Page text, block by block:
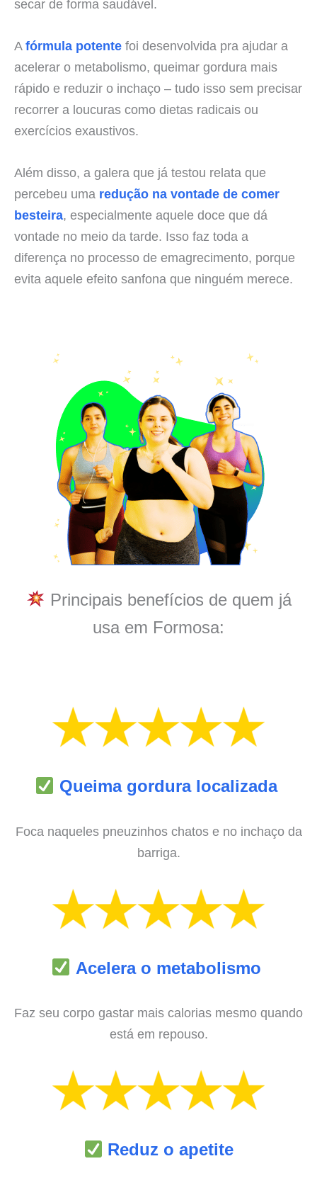
secar de forma saudável.
Afórmula potente foi desenvolvida pra ajudar a
acelerar o metabolismo, queimar gordura mais
rápido e reduzir o inchaço – tudo isso sem precisar
recorrer a loucuras como dietas radicais ou
exercícios exaustivos.
Além disso, a galera que já testou relata que
percebeu uma redução na vontade de comer
besteira, especialmente aquele doce que dá
vontade no meio da tarde. Isso faz toda a
diferença no processo de emagrecimento, porque
evita aquele efeito sanfona que ninguém merece.
Principais benefícios de quem já
usa em Formosa:
Queima gordura localizada
Foca naqueles pneuzinhos chatos e no inchaço da
barriga.
Acelera o metabolismo
Faz seu corpo gastar mais calorias mesmo quando
está em repouso.
Reduz o apetite